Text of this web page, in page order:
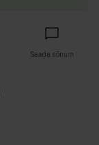
Saada sõnum